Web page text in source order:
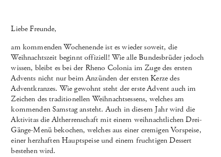
Liebe Freunde,
am kommenden Wochenende ist es wieder soweit, die
Weihnachtszeit beginnt offiziell! Wie alle Bundesbrüder jedoch
wissen, bleibt es bei der Rheno Colonia im Zuge des ersten
Advents nicht nur beim Anzünden der ersten Kerze des
Adventkranzes. Wie gewohnt steht der erste Advent auch im
Zeichen des traditionellen Weihnachtsessens, welches am
kommenden Samstag ansteht. Auch in diesem Jahr wird die
Aktivitas die Altherrenschaft mit einem weihnachtlichen Drei-
Gänge-Menü bekochen, welches aus einer cremigen Vorspeise,
einer herzhaften Hauptspeise und einem fruchtigen Dessert
bestehen wird.